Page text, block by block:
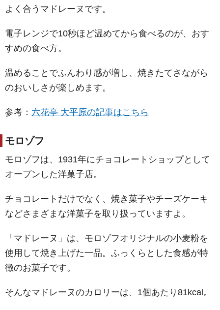
よく合うマドレーヌです。
電子レンジで10秒ほど温めてから食べるのが、おす
すめの食べ方。
温めることでふんわり感が増し、焼きたてさながら
のおいしさが楽しめます。
参考： 六花亭 大平原の記事はこちら
モロゾフ
モロゾフは、1931年にチョコレートショップとして
オープンした洋菓子店。
チョコレートだけでなく、焼き菓子やチーズケーキ
などさまざまな洋菓子を取り扱っていますよ。
「マドレーヌ」は、モロゾフオリジナルの小麦粉を
使用して焼き上げた一品。ふっくらとした食感が特
徴のお菓子です。
そんなマドレーヌのカロリーは、1個あたり81kcal。